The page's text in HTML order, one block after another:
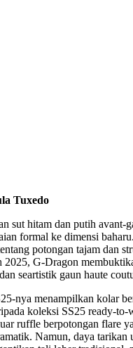
Tuxedo
sut hitam dan putih avant-
formal ke dimensi
potongan tajam dan
2025, G-Dragon
seartistik gaun haute
nya menampilkan kolar
koleksi SS25 ready-to-
ruffle berpotongan flare
Namun, daya tarikan